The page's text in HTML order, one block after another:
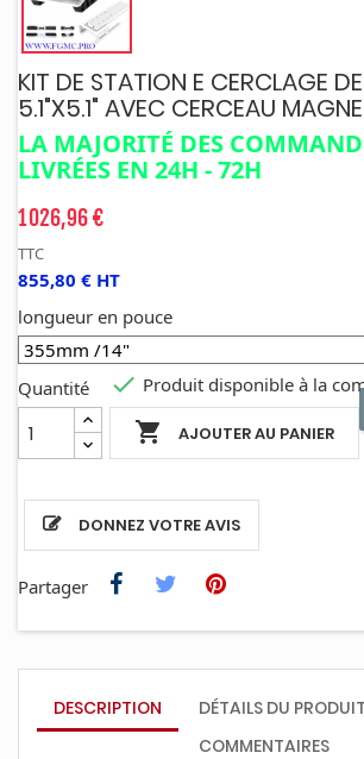
KIT DE STATION E CERCLAGE
5.1"x5.1" AVEC CERCEAU
LA MAJORITÉ DES
LIVRÉES EN 24H - 72H
1 026,96 €
TTC
855,80 € HT
longueur en pouce
Quantité
 AJOUTER AU PANIER
 Produit disponible à la
DONNEZ VOTRE AVIS
Partager
DESCRIPTION
DÉTAILS DU PRODUIT
COMMENTAIRES